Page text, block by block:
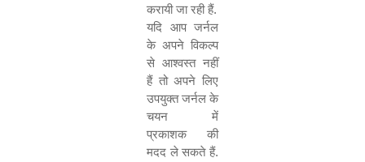
करायी जा रही हैं.
यदि आप जर्नल
के अपने विकल्प
से आश्वस्त नहीं
हैं तो अपने लिए
उपयुक्त जर्नल के
चयन में
प्रकाशक की
मदद ले सकते हैं.